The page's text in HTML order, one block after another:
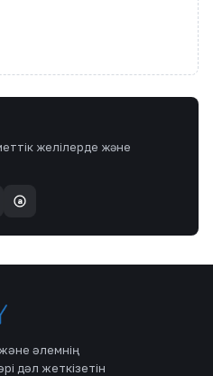
желілерде және
a
әлемнің
дәл жеткізетін